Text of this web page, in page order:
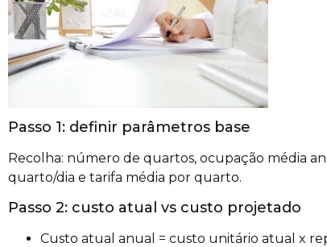
Passo 1: definir parâmetros base
Recolha: número de quartos, ocupação média
quarto/dia e tarifa média por quarto.
Passo 2: custo atual vs custo projetado
Custo atual anual = custo unitário atual x